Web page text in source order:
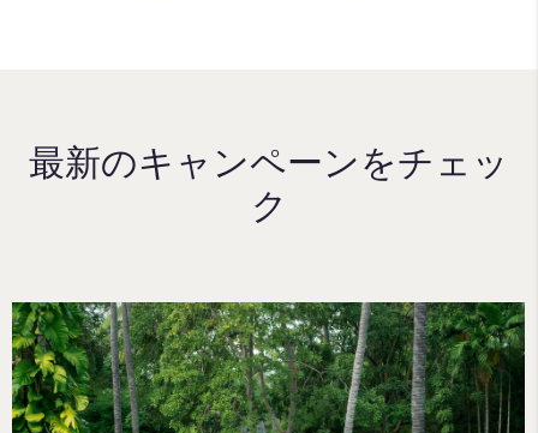
最新のキャンペーンをチェッ
ク